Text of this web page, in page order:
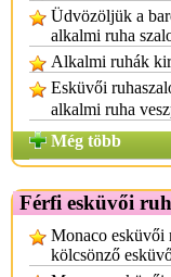
Üdvözöljük a
alkalmi ruha
Alkalmi ruhák
Esküvői
alkalmi ruha
Még több
Férfi esküvői
Monaco esküvői
kölcsönző